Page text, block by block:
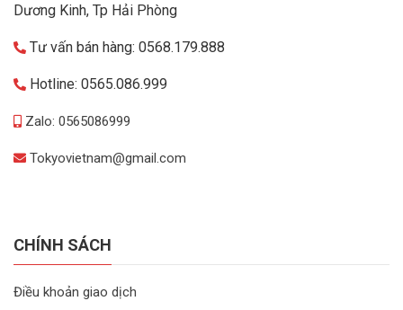
Dương Kinh, Tp Hải Phòng
Tư vấn bán hàng: 0568.179.888
Hotline: 0565.086.999
Zalo: 0565086999
Tokyovietnam@gmail.com
CHÍNH SÁCH
Điều khoản giao dịch